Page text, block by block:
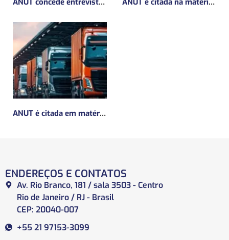
ANUT é citada em matéria da Mundo Logística sobre a MP do Frete
ENDEREÇOS E CONTATOS
Av. Rio Branco, 181 / sala 3503 - Centro
Rio de Janeiro / RJ - Brasil
CEP: 20040-007
+55 21 97153-3099